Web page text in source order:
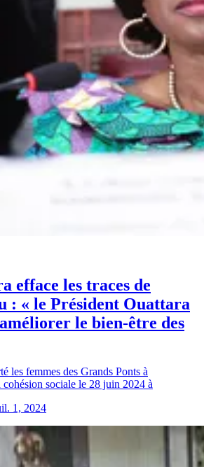
efface les traces de
: « le Président Ouattara
le bien-être des
les femmes des Grands Ponts à
sociale le 28 juin 2024 à
1, 2024